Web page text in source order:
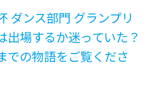
ダンス部門 グランプリ
出場するか迷っていた？
での物語をご覧くださ